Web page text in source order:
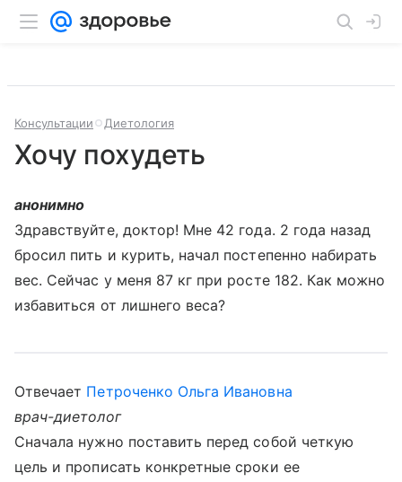
Консультации Диетология
Хочу похудеть
анонимно
Здравствуйте, доктор! Мне 42 года. 2 года назад
бросил пить и курить, начал постепенно набирать
вес. Сейчас у меня 87 кг при росте 182. Как можно
избавиться от лишнего веса?
Отвечает Петроченко Ольга Ивановна
врач-диетолог
Сначала нужно поставить перед собой четкую
цель и прописать конкретные сроки ее